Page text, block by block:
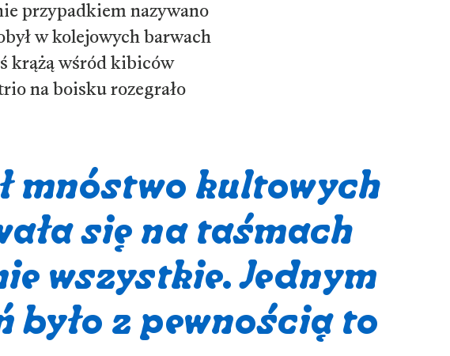
przypadkiem nazywano
w kolejowych barwach
krążą wśród kibiców
na boisku rozegrało
mnóstwo kultowych
się na taśmach
wszystkie. Jednym
z pewnością to